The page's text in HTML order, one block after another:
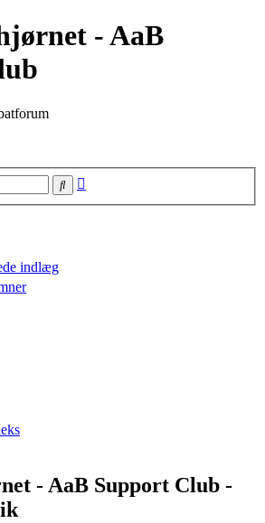
- AaB
Søg
indlæg
- AaB Support Club -